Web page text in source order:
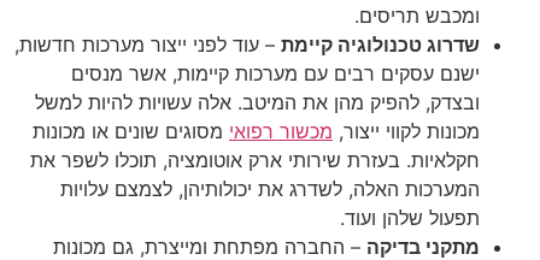
ומכבש תריסים.
שדרוג טכנולוגיה קיימת – עוד לפני ייצור מערכות חדשות,
ישנם עסקים רבים עם מערכות קיימות, אשר מנסים
ובצדק, להפיק מהן את המיטב. אלה עשויות להיות למשל
מכונות לקווי ייצור, מכשור רפואי מסוגים שונים או מכונות
חקלאיות. בעזרת שירותי ארק אוטומציה, תוכלו לשפר את
המערכות האלה, לשדרג את יכולותיהן, לצמצם עלויות
תפעול שלהן ועוד.
מתקני בדיקה – החברה מפתחת ומייצרת, גם מכונות